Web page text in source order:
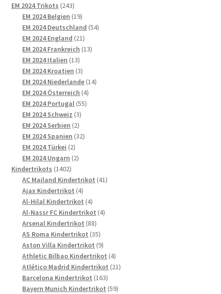
EM 2024 Trikots 243243
Produkte
EM 2024 Belgien 1919
Produkte
EM 2024 Deutschland 5454
EM 2024 England 2121
Produkte
EM 2024 Frankreich 1313
EM 2024 Italien 1313
Produkte
EM 2024 Kroatien 33
Produkte
EM 2024 Niederlande 1414
EM 2024 Österreich 44
EM 2024 Portugal 5555
EM 2024 Schweiz 33
EM 2024 Serbien 22
Produkte
EM 2024 Spanien 3232
EM 2024 Türkei 22
Produkte
EM 2024 Ungarn 22
Kindertrikots 14021402
Produkte
AC Mailand Kindertrikot 4141
Ajax Kindertrikot 44
Produkte
Al-Hilal Kindertrikot 44
Produkte
Al-Nassr FC Kindertrikot 44
Arsenal Kindertrikot 8888
Produkte
AS Roma Kindertrikot 3535
Produkte
Aston Villa Kindertrikot 99
Produkte
Athletic Bilbao Kindertrikot 44
Produkte
Atlético Madrid Kindertrikot 2121
Barcelona Kindertrikot 163163
Produkte
Bayern Munich Kindertrikot 5959